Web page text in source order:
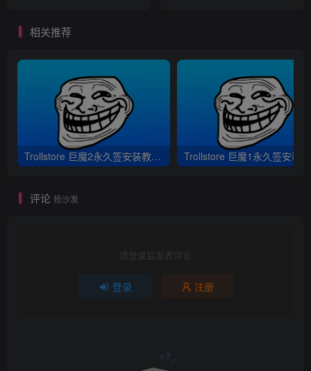
相关推荐
Trollstore 巨魔2永久签安装教程｜支持A8-A17 M1M2 iOS15.5-16.6.1
评论 抢沙发
请登录后发表评论
登录 注册